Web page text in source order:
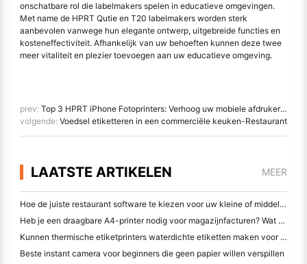
onschatbare rol die labelmakers spelen in educatieve omgevingen.
Met name de HPRT Qutie en T20 labelmakers worden sterk
aanbevolen vanwege hun elegante ontwerp, uitgebreide functies en
kosteneffectiviteit. Afhankelijk van uw behoeften kunnen deze twee
meer vitaliteit en plezier toevoegen aan uw educatieve omgeving.
prev: Top 3 HPRT iPhone Fotoprinters: Verhoog uw mobiele afdrukervaring
volgende: Voedsel etiketteren in een commerciële keuken-Restaurant
LAATSTE ARTIKELEN MEER
Hoe de juiste restaurant software te kiezen voor uw kleine of middelgrote restaurant
Heb je een draagbare A4-printer nodig voor magazijnfacturen? Wat werkelijk werkt
Kunnen thermische etiketprinters waterdichte etiketten maken voor kleine bedrijfsproducten?
Beste instant camera voor beginners die geen papier willen verspillen